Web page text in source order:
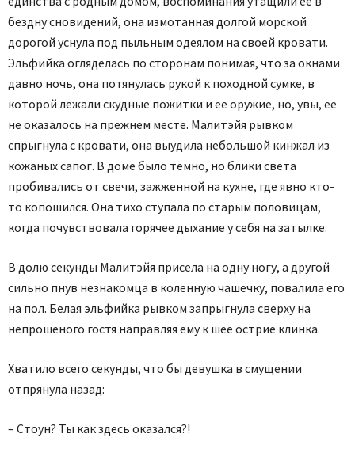
бездну сновидений, она измотанная долгой морской
дорогой уснула под пыльным одеялом на своей кровати.
Эльфийка огляделась по сторонам понимая, что за окнами
давно ночь, она потянулась рукой к походной сумке, в
которой лежали скудные пожитки и ее оружие, но, увы, ее
не оказалось на прежнем месте. Малитэйя рывком
спрыгнула с кровати, она выудила небольшой кинжал из
кожаных сапог. В доме было темно, но блики света
пробивались от свечи, зажженной на кухне, где явно кто-
то копошился. Она тихо ступала по старым половицам,
когда почувствовала горячее дыхание у себя на затылке.
В долю секунды Малитэйя присела на одну ногу, а другой
сильно пнув незнакомца в коленную чашечку, повалила его
на пол. Белая эльфийка рывком запрыгнула сверху на
непрошеного гостя направляя ему к шее острие клинка.
Хватило всего секунды, что бы девушка в смущении
отпрянула назад:
– Стоун? Ты как здесь оказался?!